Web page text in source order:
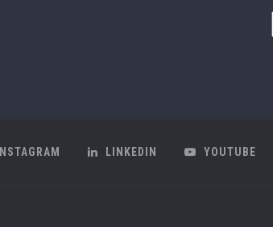
INSTAGRAM LINKEDIN YOUTUBE